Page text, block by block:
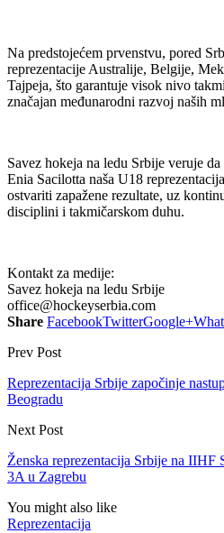
Na predstojećem prvenstvu, pored
reprezentacije Australije, Belgije,
Tajpeja, što garantuje visok nivo
značajan međunarodni razvoj naših
Savez hokeja na ledu Srbije veruje
Enia Sacilotta naša U18
ostvariti zapažene rezultate, uz
disciplini i takmičarskom duhu.
Kontakt za medije:
Savez hokeja na ledu Srbije
office@hockeyserbia.com
Share FacebookTwitterGoogle+
Prev Post
Reprezentacija Srbije započinje
Beogradu
Next Post
Ženska reprezentacija Srbije na
3A u Zagrebu
You might also like
Reprezentacija